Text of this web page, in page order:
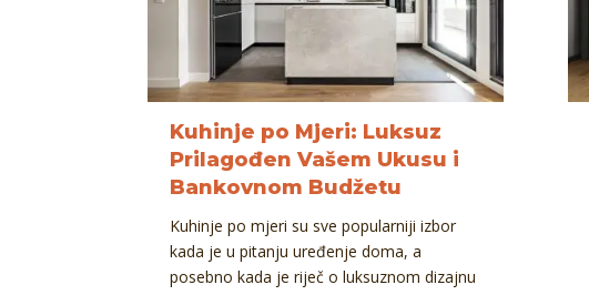
Kuhinje po Mjeri: Luksuz
Prilagođen Vašem Ukusu i
Bankovnom Budžetu
Kuhinje po mjeri su sve popularniji izbor
kada je u pitanju uređenje doma, a
posebno kada je riječ o luksuznom dizajnu